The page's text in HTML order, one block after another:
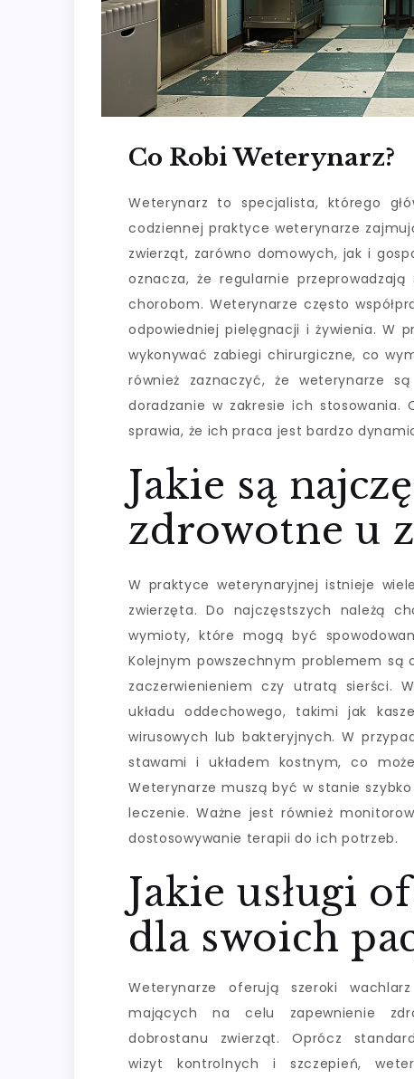
Co Robi Weterynarz?
Weterynarz to specjalista, którego
codziennej praktyce weterynarze
zwierząt, zarówno domowych, jak i
oznacza, że regularnie
chorobom. Weterynarze często
odpowiedniej pielęgnacji i żywienia. W
wykonywać zabiegi chirurgiczne, co
również zaznaczyć, że weterynarze
doradzanie w zakresie ich stosowania.
sprawia, że ich praca jest bardzo
Jakie są
zdrowotne u
W praktyce weterynaryjnej istnieje
zwierzęta. Do najczęstszych należą
wymioty, które mogą być
Kolejnym powszechnym problemem są
zaczerwienieniem czy utratą sierści.
układu oddechowego, takimi jak
wirusowych lub bakteryjnych. W
stawami i układem kostnym, co
Weterynarze muszą być w stanie
leczenie. Ważne jest również
dostosowywanie terapii do ich potrzeb.
Jakie usługi
dla swoich
Weterynarze oferują szeroki wachlarz
mających na celu zapewnienie
dobrostanu zwierząt. Oprócz
wizyt kontrolnych i szczepień,